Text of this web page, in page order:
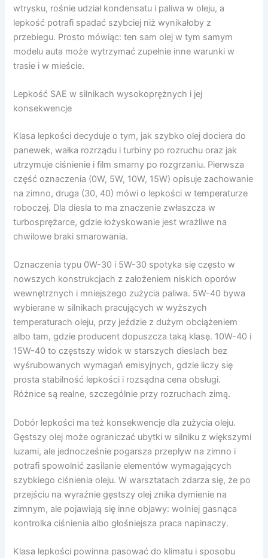
wtrysku, rośnie udział kondensatu i paliwa w oleju, a
lepkość potrafi spadać szybciej niż wynikałoby z
przebiegu. Prosto mówiąc: ten sam olej w tym samym
modelu auta może wytrzymać zupełnie inne warunki w
trasie i w mieście.
Lepkość SAE w silnikach wysokoprężnych i jej
konsekwencje
Klasa lepkości decyduje o tym, jak szybko olej dociera do
panewek, wałka rozrządu i turbiny po rozruchu oraz jak
utrzymuje ciśnienie i film smarny po rozgrzaniu. Pierwsza
część oznaczenia (0W, 5W, 10W, 15W) opisuje zachowanie
na zimno, druga (30, 40) mówi o lepkości w temperaturze
roboczej. Dla diesla to ma znaczenie zwłaszcza w
turbosprężarce, gdzie łożyskowanie jest wrażliwe na
chwilowe braki smarowania.
Oznaczenia typu 0W-30 i 5W-30 spotyka się często w
nowszych konstrukcjach z założeniem niskich oporów
wewnętrznych i mniejszego zużycia paliwa. 5W-40 bywa
wybierane w silnikach pracujących w wyższych
temperaturach oleju, przy jeździe z dużym obciążeniem
albo tam, gdzie producent dopuszcza taką klasę. 10W-40 i
15W-40 to częstszy widok w starszych dieslach bez
wyśrubowanych wymagań emisyjnych, gdzie liczy się
prosta stabilność lepkości i rozsądna cena obsługi.
Różnice są realne, szczególnie przy rozruchach zimą.
Dobór lepkości ma też konsekwencje dla zużycia oleju.
Gęstszy olej może ograniczać ubytki w silniku z większymi
luzami, ale jednocześnie pogarsza przepływ na zimno i
potrafi spowolnić zasilanie elementów wymagających
szybkiego ciśnienia oleju. W warsztatach zdarza się, że po
przejściu na wyraźnie gęstszy olej znika dymienie na
zimnym, ale pojawiają się inne objawy: wolniej gasnąca
kontrolka ciśnienia albo głośniejsza praca napinaczy.
Klasa lepkości powinna pasować do klimatu i sposobu